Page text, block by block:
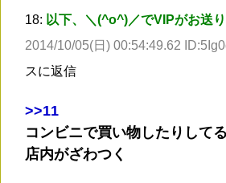
18: 以下、＼(^o^)／でVIPがお送
2014/10/05(日) 00:54:49.62
スに返信
>>11
コンビニで買い物したりして
店内がざわつく